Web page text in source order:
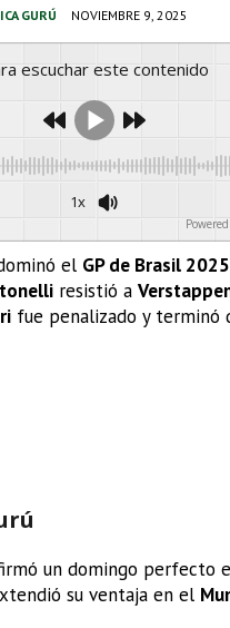
GURÚ NOVIEMBRE 9, 2025
escuchar este contenido
1x
el GP de Brasil 2025
resistió a
fue penalizado y terminó
un domingo perfecto
su ventaja en el